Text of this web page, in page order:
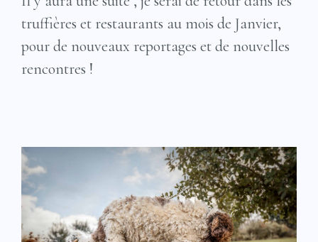
truffières et restaurants au mois de Janvier,
pour de nouveaux reportages et de nouvelles
rencontres !